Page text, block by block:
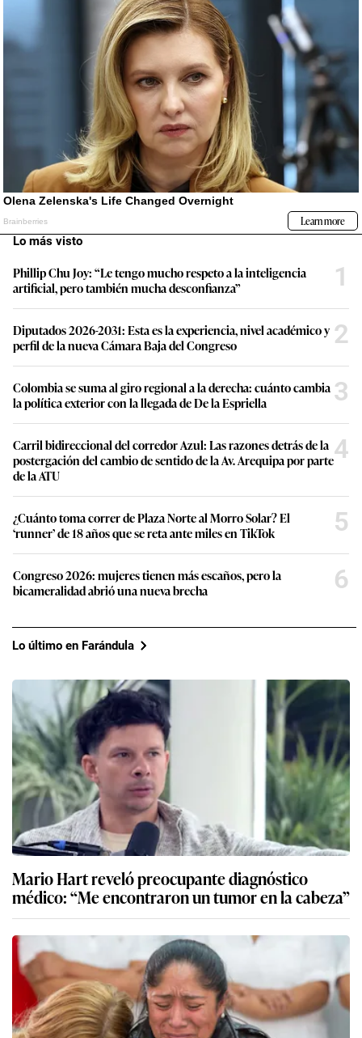
Lo más visto
Phillip Chu Joy: “Le tengo mucho respeto a la inteligencia
artificial, pero también mucha desconfianza”
1
Diputados 2026-2031: Esta es la experiencia, nivel académico y
perfil de la nueva Cámara Baja del Congreso
2
Colombia se suma al giro regional a la derecha: cuánto cambia
la política exterior con la llegada de De la Espriella
3
Carril bidireccional del corredor Azul: Las razones detrás de la
postergación del cambio de sentido de la Av. Arequipa por parte
de la ATU
4
¿Cuánto toma correr de Plaza Norte al Morro Solar? El
‘runner’ de 18 años que se reta ante miles en TikTok
5
Congreso 2026: mujeres tienen más escaños, pero la
bicameralidad abrió una nueva brecha
6
Lo último en Farándula
Mario Hart reveló preocupante diagnóstico
médico: “Me encontraron un tumor en la cabeza”